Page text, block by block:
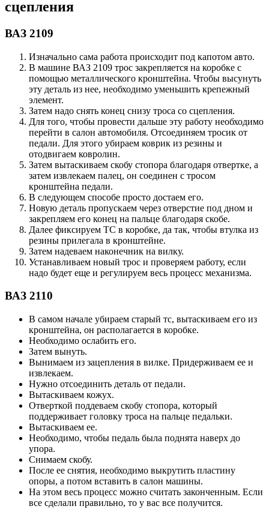
сцепления
ВАЗ 2109
Изначально сама работа происходит под капотом авто.
В машине ВАЗ 2109 трос закрепляется на коробке с
помощью металлического кронштейна. Чтобы высунуть
эту деталь из нее, необходимо уменьшить крепежный
элемент.
Затем надо снять конец снизу троса со сцепления.
Для того, чтобы провести дальше эту работу необходимо
перейти в салон автомобиля. Отсоединяем тросик от
педали. Для этого убираем коврик из резины и
отодвигаем ковролин.
Затем вытаскиваем скобу стопора благодаря отвертке, а
затем извлекаем палец, он соединен с тросом
кронштейна педали.
В следующем способе просто достаем его.
Новую деталь пропускаем через отверстие под дном и
закрепляем его конец на пальце благодаря скобе.
Далее фиксируем ТС в коробке, да так, чтобы втулка из
резины прилегала в кронштейне.
Затем надеваем наконечник на вилку.
Устанавливаем новый трос и проверяем работу, если
надо будет еще и регулируем весь процесс механизма.
ВАЗ 2110
В самом начале убираем старый тс, вытаскиваем его из
кронштейна, он располагается в коробке.
Необходимо ослабить его.
Затем вынуть.
Вынимаем из зацепления в вилке. Придерживаем ее и
извлекаем.
Нужно отсоединить деталь от педали.
Вытаскиваем кожух.
Отверткой поддеваем скобу стопора, который
поддерживает головку троса на пальце педальки.
Вытаскиваем ее.
Необходимо, чтобы педаль была поднята наверх до
упора.
Снимаем скобу.
После ее снятия, необходимо выкрутить пластину
опоры, а потом вставить в салон машины.
На этом весь процесс можно считать законченным. Если
все сделали правильно, то у вас все получится.